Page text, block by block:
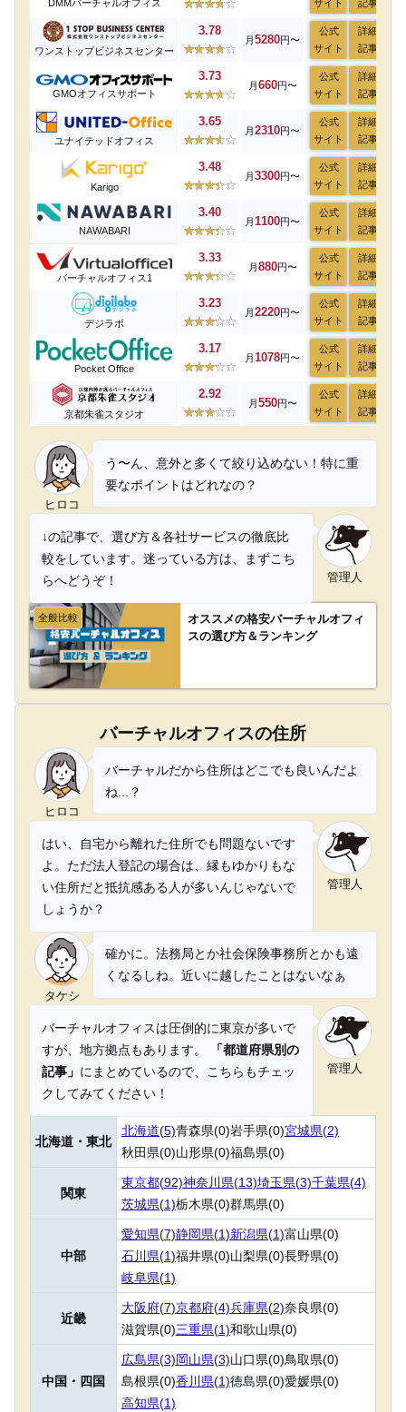
DMMバーチャルオフィス サイト 記事
ワンストップビジネスセンター
3.78
月5280円〜
公式
サイト
詳細
記事
GMOオフィスサポート
3.73
月660円〜
公式
サイト
詳細
記事
ユナイテッドオフィス
3.65
月2310円〜
公式
サイト
詳細
記事
Karigo
3.48
月3300円〜
公式
サイト
詳細
記事
NAWABARI
3.40
月 1100円〜
公式
サイト
詳細
記事
バーチャルオフィス1
3.33
月880円〜
公式
サイト
詳細
記事
デジラボ
3.23
月2220円〜
公式
サイト
詳細
記事
Pocket Office
3.17
月 1078円〜
公式
サイト
詳細
記事
京都朱雀スタジオ
2.92
月550円〜
公式
サイト
詳細
記事
ヒロコ
う〜ん、意外と多くて絞り込めない！特に重
要なポイントはどれなの？
管理人
↓の記事で、選び方＆各社サービスの徹底比
較をしています。迷っている方は、まずこち
らへどうぞ！
全般比較
オススメの格安バーチャルオフィ
スの選び方＆ランキング
バーチャルオフィスの住所
ヒロコ
バーチャルだから住所はどこでも良いんだよ
ね...？
管理人
はい、自宅から離れた住所でも問題ないです
よ。ただ法人登記の場合は、縁もゆかりもな
い住所だと抵抗感ある人が多いんじゃないで
しょうか？
タケシ
確かに。法務局とか社会保険事務所とかも遠
くなるしね。近いに越したことはないなぁ
管理人
バーチャルオフィスは圧倒的に東京が多いで
すが、地方拠点もあります。
「都道府県別の
記事」 にまとめているので、こちらもチェッ
クしてみてください！
北海道・東北
北海道(5)青森県(0)岩手県(0)宮城県(2)
秋田県(0)山形県(0)福島県(0)
関東
東京都(92)神奈川県(13)埼玉県(3)千葉県(4)
茨城県(1)栃木県(0)群馬県(0)
中部
愛知県(7)静岡県(1)新潟県(1)富山県(0)
石川県(1)福井県(0)山梨県(0)長野県(0)
岐阜県(1)
近畿
大阪府(7)京都府(4)兵庫県(2)奈良県(0)
滋賀県(0)三重県(1)和歌山県(0)
中国・四国
広島県(3)岡山県(3)山口県(0)鳥取県(0)
島根県(0)香川県(1)徳島県(0)愛媛県(0)
高知県(1)